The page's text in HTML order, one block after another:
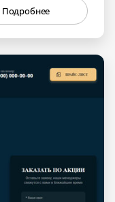
Подробнее